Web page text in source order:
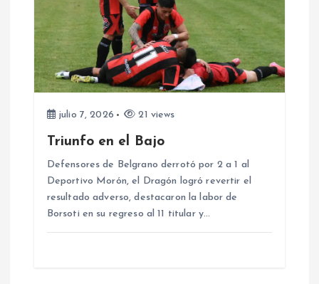
d
e
e
julio 7, 2026 21 views
Triunfo en el Bajo
Defensores de Belgrano derrotó por 2 a 1 al
Deportivo Morón, el Dragón logró revertir el
resultado adverso, destacaron la labor de
Borsoti en su regreso al 11 titular y…